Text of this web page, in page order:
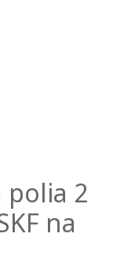
polia 2
na